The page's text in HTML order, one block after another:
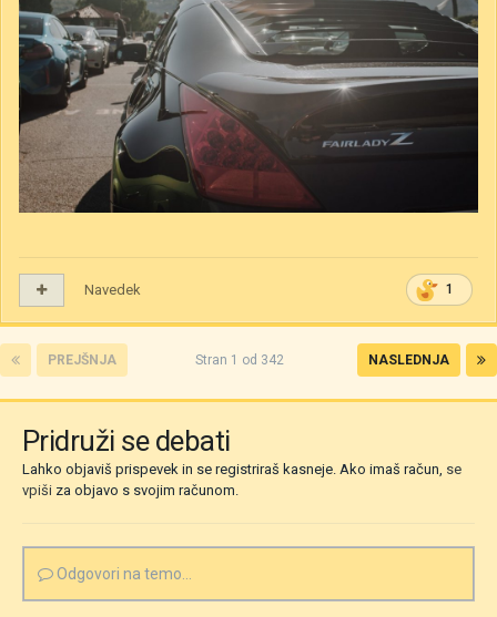
1
Navedek
PREJŠNJA NASLEDNJA
Stran 1 od 342
Pridruži se debati
Lahko objaviš prispevek in se registriraš kasneje. Ako imaš račun, se
vpiši za objavo s svojim računom.
Odgovori na temo...